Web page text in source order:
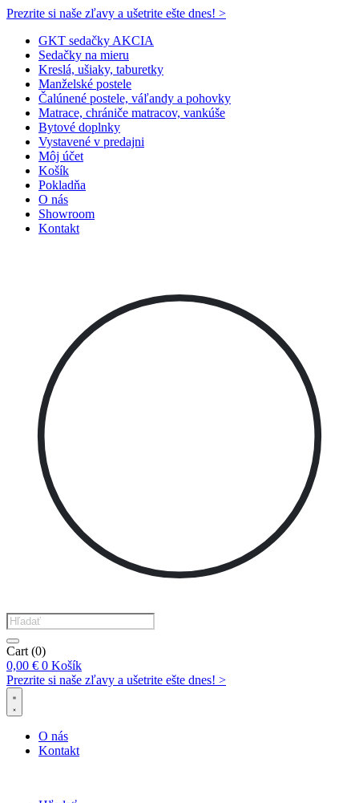
Prezrite si naše zľavy a ušetrite ešte dnes! >​
GKT sedačky AKCIA
Sedačky na mieru
Kreslá, ušiaky, taburetky
Manželské postele
Čalúnené postele, váľandy a pohovky
Matrace, chrániče matracov, vankúše
Bytové doplnky
Vystavené v predajni
Môj účet
Košík
Pokladňa
O nás
Showroom
Kontakt
Products
search
Cart (0)
0,00 € 0 Košík
Prezrite si naše zľavy a ušetrite ešte dnes! >​
O nás
Kontakt